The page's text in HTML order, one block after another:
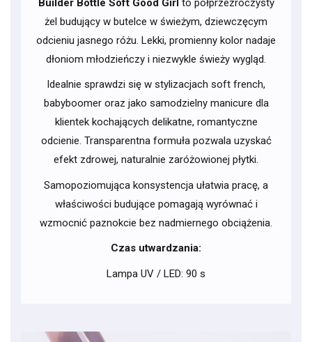
żel budujący w butelce w świeżym, dziewczęcym
odcieniu jasnego różu. Lekki, promienny kolor nadaje
dłoniom młodzieńczy i niezwykle świeży wygląd.
Idealnie sprawdzi się w stylizacjach soft french,
babyboomer oraz jako samodzielny manicure dla
klientek kochających delikatne, romantyczne
odcienie. Transparentna formuła pozwala uzyskać
efekt zdrowej, naturalnie zaróżowionej płytki.
Samopoziomująca konsystencja ułatwia pracę, a
właściwości budujące pomagają wyrównać i
wzmocnić paznokcie bez nadmiernego obciążenia.
Czas utwardzania:
Lampa UV / LED: 90 s